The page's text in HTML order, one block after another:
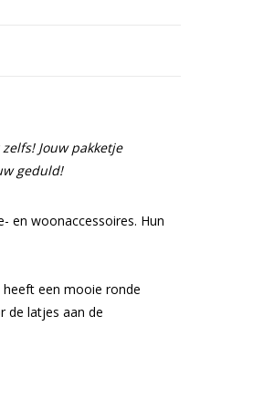
Jouw pakketje
geduld!
en woonaccessoires. Hun
een mooie ronde
de latjes aan de